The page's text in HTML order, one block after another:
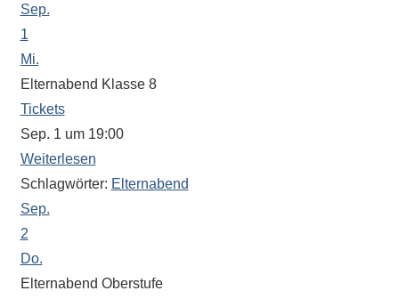
Aktivitäten
an
unserer
Schule.
Ob
Sprach-,
Mathematik-
oder
Sportwettkampf,
Musik-
oder
Sep.
1
Mi.
Elternabend Klasse 8
Tickets
Sep. 1 um 19:00
Weiterlesen
Schlagwörter: Elternabend
Sep.
2
Do.
Elternabend Oberstufe